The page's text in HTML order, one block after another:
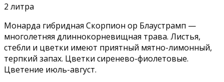
2 литра
Монарда гибридная Скорпион ор Блаустрамп —
многолетняя длиннокорневищная трава. Листья,
стебли и цветки имеют приятный мятно-лимонный,
терпкий запах. Цветки сиренево-фиолетовые.
Цветение июль-август.